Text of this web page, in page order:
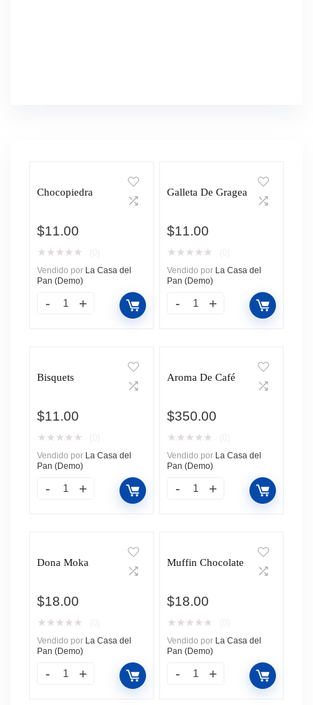
Chocopiedra
$11.00
★ ★ ★ ★ ★
Vendido por La Casa del
Pan (Demo)
Galleta De Gragea
$11.00
★ ★ ★ ★ ★
Vendido por La Casa del
Pan (Demo)
Bisquets
$11.00
★ ★ ★ ★ ★
Vendido por La Casa del
Pan (Demo)
Aroma De Café
$350.00
★ ★ ★ ★ ★
Vendido por La Casa del
Pan (Demo)
Dona Moka
$18.00
★ ★ ★ ★ ★
Vendido por La Casa del
Pan (Demo)
Muffin Chocolate
$18.00
★ ★ ★ ★ ★
Vendido por La Casa del
Pan (Demo)